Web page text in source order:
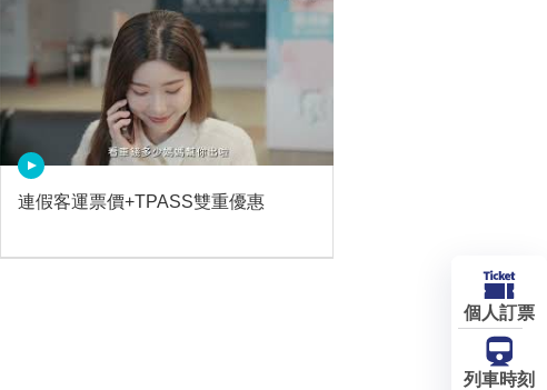
連假客運票價+TPASS雙重優惠
個人訂票
列車時刻